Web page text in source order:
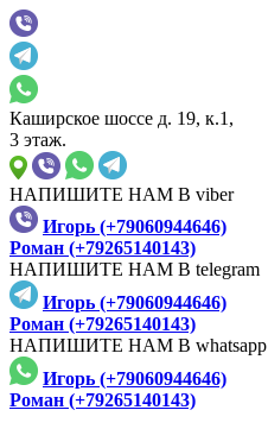
Каширское шоссе д. 19, к.1,
3 этаж.
НАПИШИТЕ НАМ В viber
Игорь (+79060944646)
Роман (+79265140143)
НАПИШИТЕ НАМ В telegram
Игорь (+79060944646)
Роман (+79265140143)
НАПИШИТЕ НАМ В whatsapp
Игорь (+79060944646)
Роман (+79265140143)